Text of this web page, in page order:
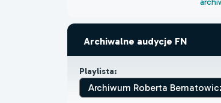
Archiwalne audycje FN
Playlista: